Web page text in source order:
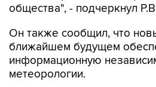
общества", - подчеркнул
Он также сообщил, что
ближайшем будущем
информационную
метеорологии.